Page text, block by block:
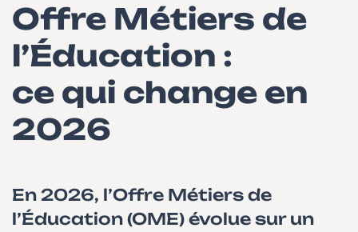
Offre Métiers de
l’Éducation :
ce qui change en
2026
En 2026, l’Offre Métiers de
l’Éducation (OME) évolue sur un